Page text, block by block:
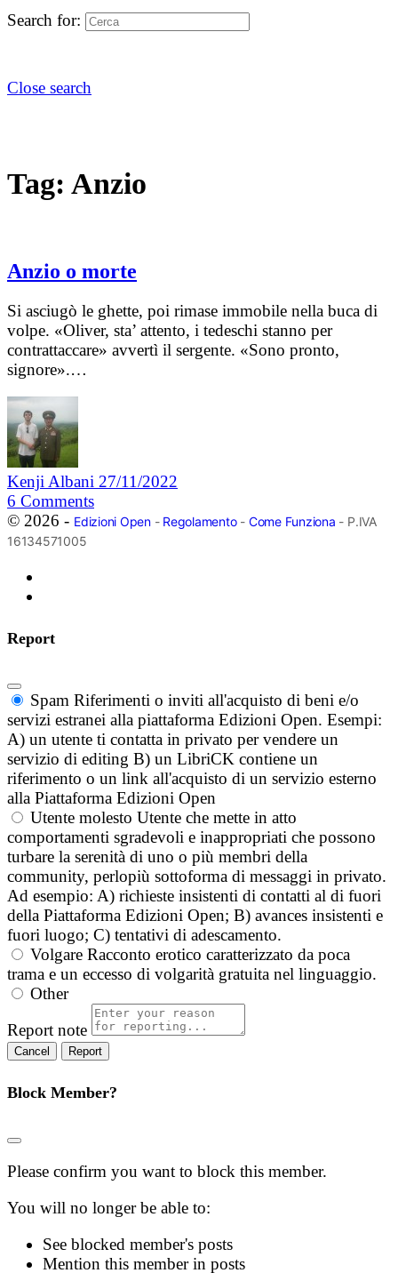
Search for:
Close search
Tag: Anzio
Anzio o morte
Si asciugò le ghette, poi rimase immobile nella buca di
volpe. «Oliver, sta’ attento, i tedeschi stanno per
contrattaccare» avvertì il sergente. «Sono pronto,
signore».…
Kenji Albani 27/11/2022
6 Comments
© 2026 - Edizioni Open- Regolamento- Come Funziona - P.IVA
16134571005
Report
Spam Riferimenti o inviti all'acquisto di beni e/o
servizi estranei alla piattaforma Edizioni Open. Esempi:
A) un utente ti contatta in privato per vendere un
servizio di editing B) un LibriCK contiene un
riferimento o un link all'acquisto di un servizio esterno
alla Piattaforma Edizioni Open
Utente molesto Utente che mette in atto
comportamenti sgradevoli e inappropriati che possono
turbare la serenità di uno o più membri della
community, perlopiù sottoforma di messaggi in privato.
Ad esempio: A) richieste insistenti di contatti al di fuori
della Piattaforma Edizioni Open; B) avances insistenti e
fuori luogo; C) tentativi di adescamento.
Volgare Racconto erotico caratterizzato da poca
trama e un eccesso di volgarità gratuita nel linguaggio.
Other
Report note
Report
Block Member?
Please confirm you want to block this member.
You will no longer be able to:
See blocked member's posts
Mention this member in posts